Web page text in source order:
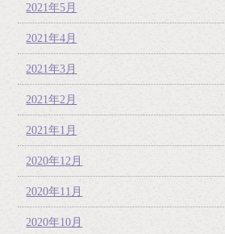
2021年5月
2021年4月
2021年3月
2021年2月
2021年1月
2020年12月
2020年11月
2020年10月